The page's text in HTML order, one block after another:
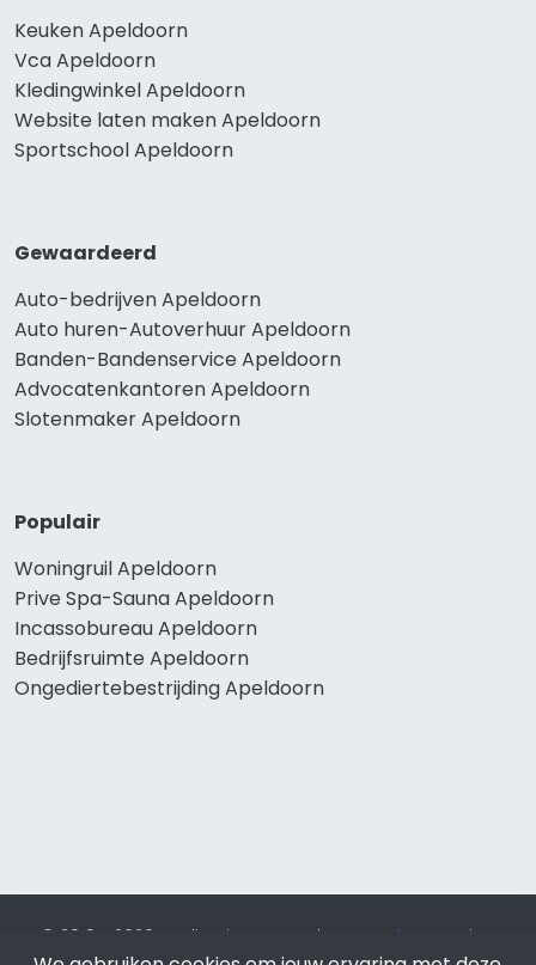
Keuken Apeldoorn
Vca Apeldoorn
Kledingwinkel Apeldoorn
Website laten maken Apeldoorn
Sportschool Apeldoorn
Gewaardeerd
Auto-bedrijven Apeldoorn
Auto huren-Autoverhuur Apeldoorn
Banden-Bandenservice Apeldoorn
Advocatenkantoren Apeldoorn
Slotenmaker Apeldoorn
Populair
Woningruil Apeldoorn
Prive Spa-Sauna Apeldoorn
Incassobureau Apeldoorn
Bedrijfsruimte Apeldoorn
Ongediertebestrijding Apeldoorn
© 2019 - 2026 Realisatie en SEO door SEO-bureau
Lion